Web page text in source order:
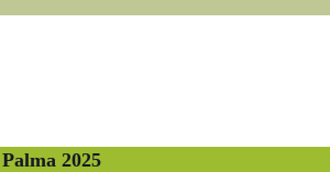
2025